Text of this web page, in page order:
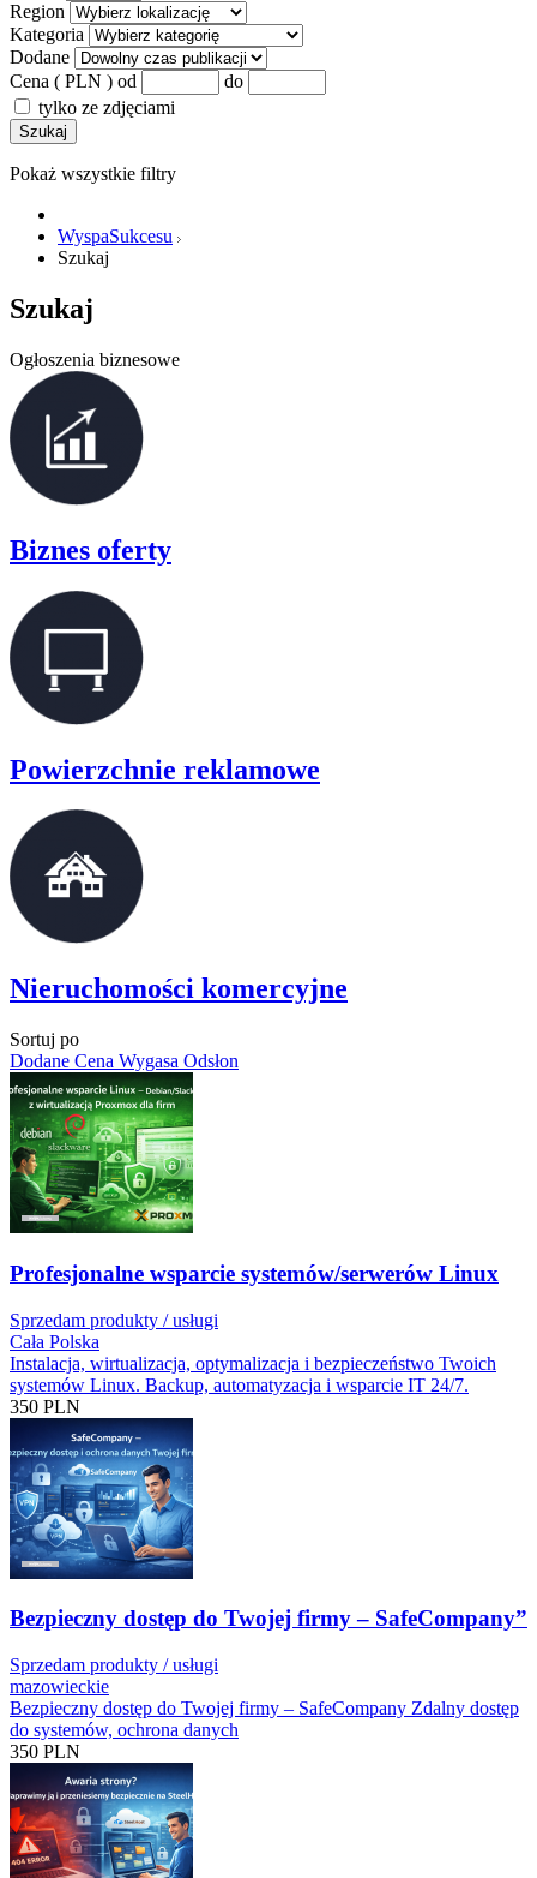
Region
Kategoria
Dodane
Cena ( PLN ) od
do
tylko ze zdjęciami
Szukaj
Pokaż wszystkie filtry
WyspaSukcesu
Szukaj
Szukaj
Ogłoszenia biznesowe
Biznes oferty
Powierzchnie reklamowe
Nieruchomości komercyjne
Sortuj po
Dodane Cena Wygasa Odsłon
Profesjonalne wsparcie systemów/serwerów Linux
Sprzedam produkty / usługi
Cała Polska
Instalacja, wirtualizacja, optymalizacja i bezpieczeństwo Twoich
systemów Linux. Backup, automatyzacja i wsparcie IT 24/7.
350 PLN
Bezpieczny dostęp do Twojej firmy – SafeCompany”
Sprzedam produkty / usługi
mazowieckie
Bezpieczny dostęp do Twojej firmy – SafeCompany Zdalny dostęp
do systemów, ochrona danych
350 PLN